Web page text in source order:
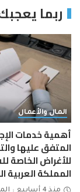
ربما
المال والأعمال
أهمية خدمات
المتفق عليها
للأغراض الخاصة
المملكة العربية